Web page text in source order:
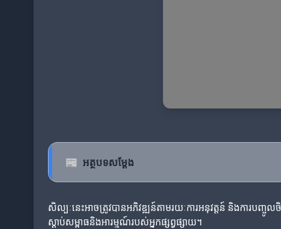
📰 អត្ថបទសម្តែង
សិល្បៈនេះអាចត្រូវបានអភិវឌ្ឍន៍តាមរយៈការអនុវត្តន៍ និងការបញ្
ស្តាប់សម្ពាធនិងអារម្មណ៍របស់អ្នកផ្សព្វផ្សាយ។